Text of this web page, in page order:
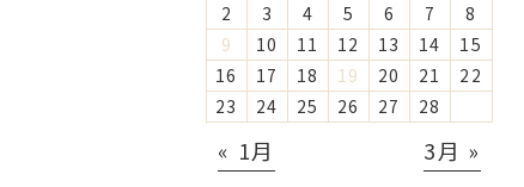
2
3 4 5 6 7
8
9
10 11 12 13 14
15
16
17 18 19 20 21
22
23
24 25 26 27 28
« 1月 3月 »